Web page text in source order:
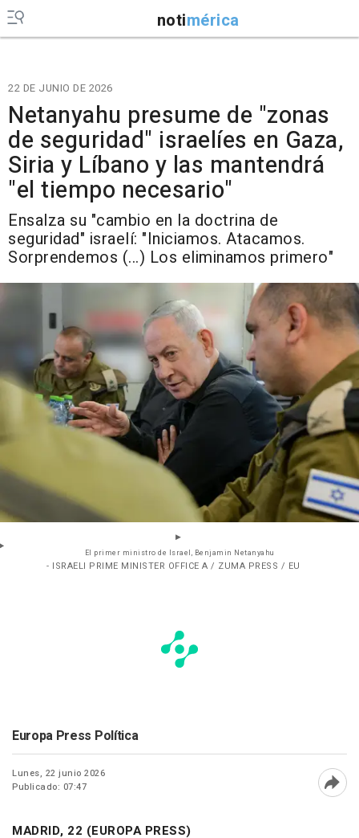
notimérica
22 DE JUNIO DE 2026
Netanyahu presume de "zonas
de seguridad" israelíes en Gaza,
Siria y Líbano y las mantendrá
"el tiempo necesario"
Ensalza su "cambio en la doctrina de
seguridad" israelí: "Iniciamos. Atacamos.
Sorprendemos (...) Los eliminamos primero"
El primer ministro de Israel, Benjamin Netanyahu
- ISRAELI PRIME MINISTER OFFICE A / ZUMA PRESS / EU
Europa Press Política
Lunes, 22 junio 2026
Publicado: 07:47
MADRID, 22 (EUROPA PRESS)